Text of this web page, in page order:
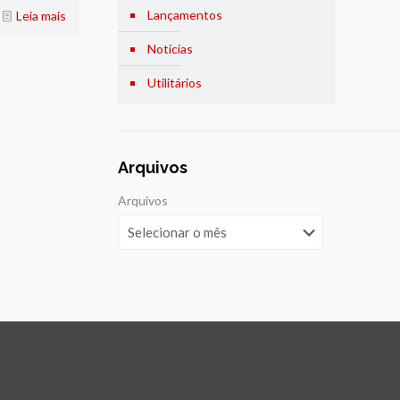
Leia mais Lançamentos
Notícias
Utilitários
Arquivos
Arquivos